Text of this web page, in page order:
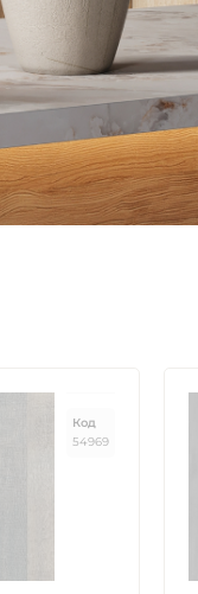
Код
54969